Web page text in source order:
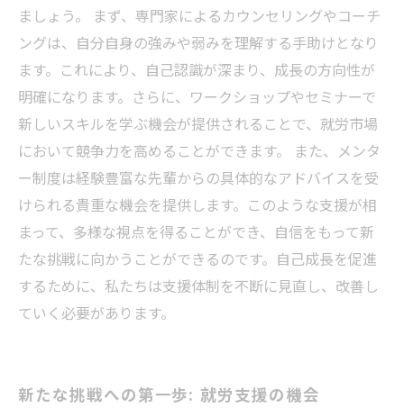
ましょう。 まず、専門家によるカウンセリングやコーチ
ングは、自分自身の強みや弱みを理解する手助けとなり
ます。これにより、自己認識が深まり、成長の方向性が
明確になります。さらに、ワークショップやセミナーで
新しいスキルを学ぶ機会が提供されることで、就労市場
において競争力を高めることができます。 また、メンタ
ー制度は経験豊富な先輩からの具体的なアドバイスを受
けられる貴重な機会を提供します。このような支援が相
まって、多様な視点を得ることができ、自信をもって新
たな挑戦に向かうことができるのです。自己成長を促進
するために、私たちは支援体制を不断に見直し、改善し
ていく必要があります。
新たな挑戦への第一歩: 就労支援の機会